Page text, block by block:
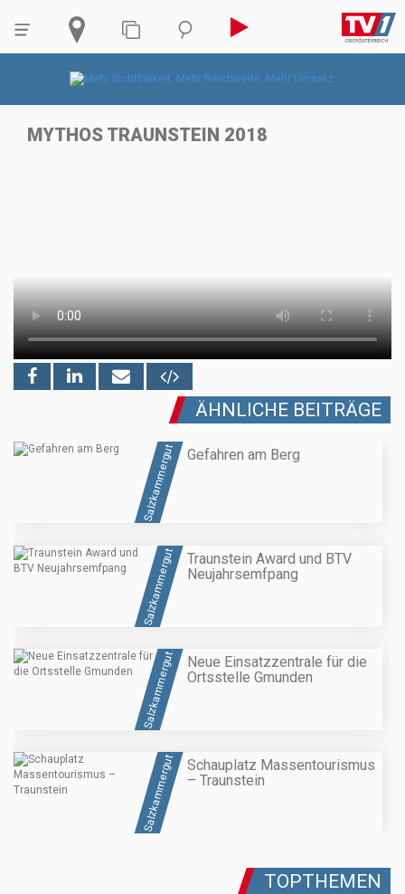
MYTHOS TRAUNSTEIN 2018
ÄHNLICHE BEITRÄGE
Salzkammergut Gefahren am Berg
Salzkammergut
Traunstein Award und BTV
Neujahrsemfpang
Salzkammergut
Neue Einsatzzentrale für die
Ortsstelle Gmunden
Salzkammergut
Schauplatz Massentourismus
– Traunstein
TOPTHEMEN